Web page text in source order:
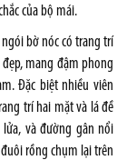
của bộ mái.
bờ nóc có trang trí
mang đậm phong
Đặc biệt nhiều viên
trí hai mặt và lá đề
và đường gân nổi
rồng chụm lại trên